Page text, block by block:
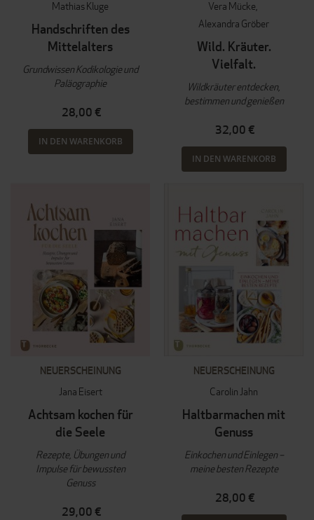
Mathias Kluge
Handschriften des
Mittelalters
Grundwissen Kodikologie und
Paläographie
28,00 €
IN DEN WARENKORB
Vera Mücke
Alexandra Gröber
Wild. Kräuter.
Vielfalt.
Wildkräuter entdecken,
bestimmen und genießen
32,00 €
IN DEN WARENKORB
NEUERSCHEINUNG
Jana Eisert
Achtsam kochen für
die Seele
Rezepte, Übungen und
Impulse für bewussten
Genuss
29,00 €
NEUERSCHEINUNG
Carolin Jahn
Haltbarmachen mit
Genuss
Einkochen und Einlegen –
meine besten Rezepte
28,00 €